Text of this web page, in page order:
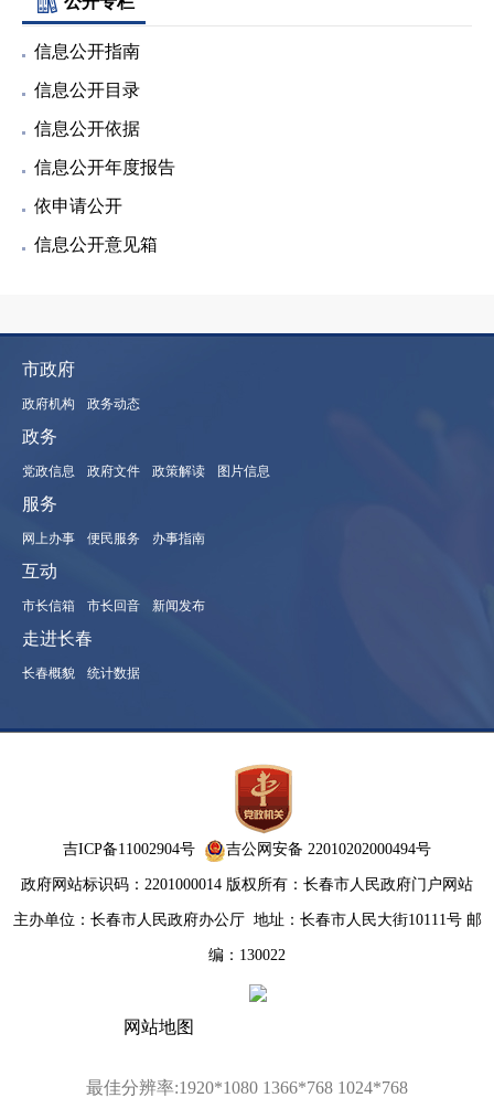
信息公开指南
信息公开目录
信息公开依据
信息公开年度报告
依申请公开
信息公开意见箱
市政府
政府机构 政务动态
政务
党政信息 政府文件 政策解读 图片信息
服务
网上办事 便民服务 办事指南
互动
市长信箱 市长回音 新闻发布
走进长春
长春概貌 统计数据
吉ICP备11002904号 吉公网安备 22010202000494号
政府网站标识码：2201000014 版权所有：长春市人民政府门户网站
主办单位：长春市人民政府办公厅 地址：长春市人民大街10111号 邮
编：130022
网站地图
最佳分辨率:1920*1080 1366*768 1024*768